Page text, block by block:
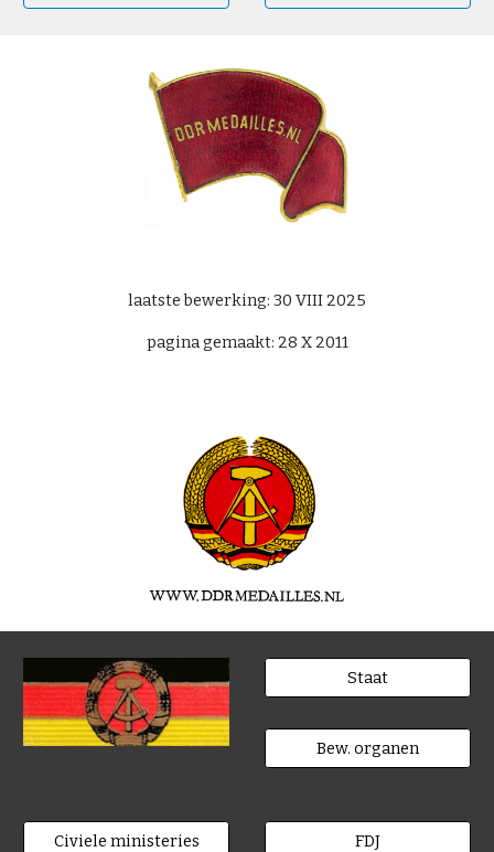
laatste bewerking: 30 VIII 2025
pagina gemaakt: 28 X 2011
Staat
Bew. organen
Civiele ministeries FDJ